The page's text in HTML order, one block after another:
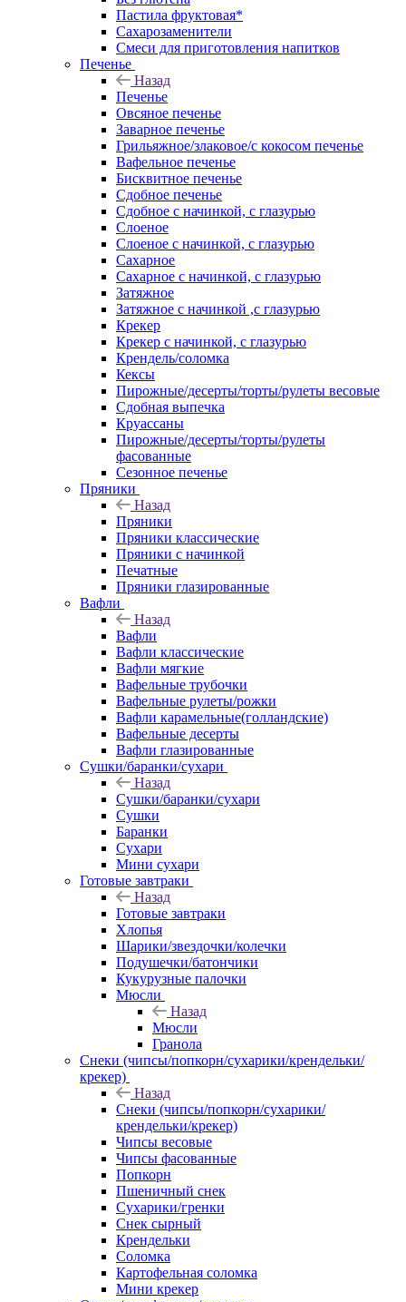
Пастила фруктовая*
Сахарозаменители
Смеси для приготовления напитков
Печенье
Назад
Печенье
Овсяное печенье
Заварное печенье
Грильяжное/злаковое/с кокосом печенье
Вафельное печенье
Бисквитное печенье
Сдобное печенье
Сдобное с начинкой, с глазурью
Слоеное
Слоеное с начинкой, с глазурью
Сахарное
Сахарное с начинкой, с глазурью
Затяжное
Затяжное с начинкой ,с глазурью
Крекер
Крекер с начинкой, с глазурью
Крендель/соломка
Кексы
Пирожные/десерты/торты/рулеты весовые
Сдобная выпечка
Круассаны
Пирожные/десерты/торты/рулеты
фасованные
Сезонное печенье
Пряники
Назад
Пряники
Пряники классические
Пряники с начинкой
Печатные
Пряники глазированные
Вафли
Назад
Вафли
Вафли классические
Вафли мягкие
Вафельные трубочки
Вафельные рулеты/рожки
Вафли карамельные(голландские)
Вафельные десерты
Вафли глазированные
Сушки/баранки/сухари
Назад
Сушки/баранки/сухари
Сушки
Баранки
Сухари
Мини сухари
Готовые завтраки
Назад
Готовые завтраки
Хлопья
Шарики/звездочки/колечки
Подушечки/батончики
Кукурузные палочки
Мюсли
Назад
Мюсли
Гранола
Снеки (чипсы/попкорн/сухарики/крендельки/
крекер)
Назад
Снеки (чипсы/попкорн/сухарики/
крендельки/крекер)
Чипсы весовые
Чипсы фасованные
Попкорн
Пшеничный снек
Сухарики/гренки
Снек сырный
Крендельки
Соломка
Картофельная соломка
Мини крекер